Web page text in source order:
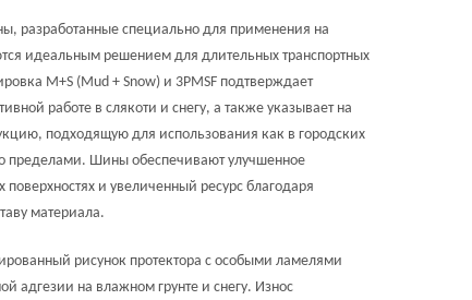
разработанные специально для применения на
идеальным решением для длительных транспортных
M+S (Mud + Snow) и 3PMSF подтверждает
работе в слякоти и снегу, а также указывает на
подходящую для использования как в городских
пределами. Шины обеспечивают улучшенное
и увеличенный ресурс благодаря
материала.
рисунок протектора с особыми ламелями
адгезии на влажном грунте и снегу. Износ